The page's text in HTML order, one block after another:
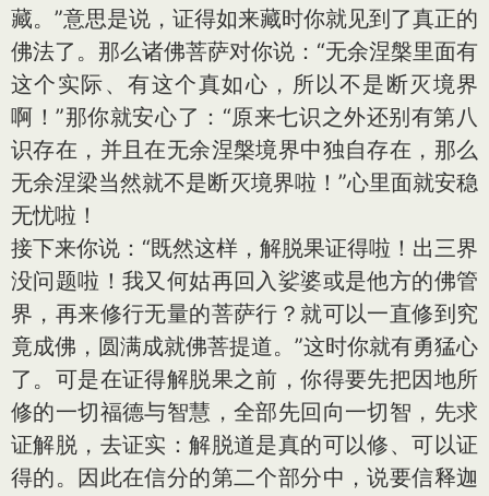
藏。”意思是说，证得如来藏时你就见到了真正的
佛法了。那么诸佛菩萨对你说：“无余涅槃里面有
这个实际、有这个真如心，所以不是断灭境界
啊！”那你就安心了：“原来七识之外还别有第八
识存在，并且在无余涅槃境界中独自存在，那么
无余涅梁当然就不是断灭境界啦！”心里面就安稳
无忧啦！
接下来你说：“既然这样，解脱果证得啦！出三界
没问题啦！我又何姑再回入娑婆或是他方的佛管
界，再来修行无量的菩萨行？就可以一直修到究
竟成佛，圆满成就佛菩提道。”这时你就有勇猛心
了。可是在证得解脱果之前，你得要先把因地所
修的一切福德与智慧，全部先回向一切智，先求
证解脱，去证实：解脱道是真的可以修、可以证
得的。因此在信分的第二个部分中，说要信释迦